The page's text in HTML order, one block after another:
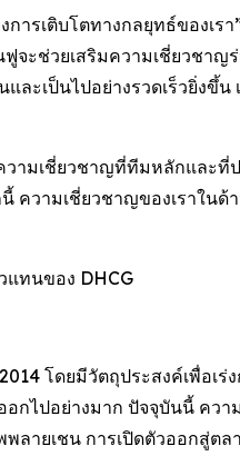
รเติบโตทางกลยุทธ์ของเรา
จะช่วยเสริมความเชี่ยวชาญ
ะเป็นไปอย่างรวดเร็วยิ่งขึ้น
ความเชี่ยวชาญที่ทีมหลักและที่
ความเชี่ยวชาญของเราในด้
แทนของ DHCG
โดยมีวัตถุประสงค์เพื่อเร่ง
กไปอย่างมาก ปัจจุบันนี้ ความ
ลายเชน การเปิดตัวออกสู่ตล